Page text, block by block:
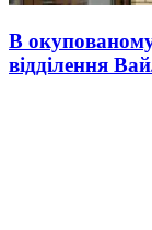
В
відділення